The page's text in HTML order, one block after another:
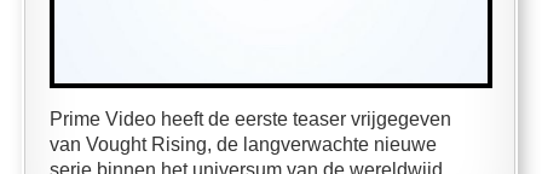
Prime Video heeft de eerste teaser vrijgegeven
van Vought Rising, de langverwachte nieuwe
serie binnen het universum van de wereldwijd